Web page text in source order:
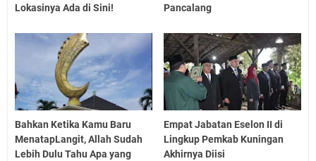
Lokasinya Ada di Sini!
Pancalang
Bahkan Ketika Kamu Baru
MenatapLangit, Allah Sudah
Lebih Dulu Tahu Apa yang
Empat Jabatan Eselon II di
Lingkup Pemkab Kuningan
Akhirnya Diisi